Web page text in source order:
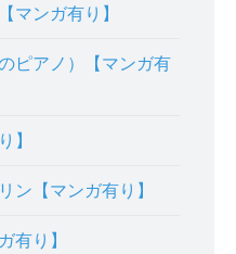
マンガ有り】
ピアノ）【マンガ有
】
ン【マンガ有り】
有り】